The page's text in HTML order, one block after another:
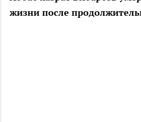
жизни после